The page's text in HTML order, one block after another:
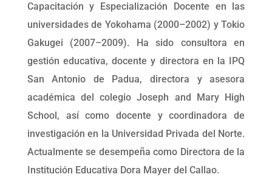
Capacitación y Especialización Docente en las
universidades de Yokohama (2000–2002) y Tokio
Gakugei (2007–2009). Ha sido consultora en
gestión educativa, docente y directora en la IPQ
San Antonio de Padua, directora y asesora
académica del colegio Joseph and Mary High
School, así como docente y coordinadora de
investigación en la Universidad Privada del Norte.
Actualmente se desempeña como Directora de la
Institución Educativa Dora Mayer del Callao.